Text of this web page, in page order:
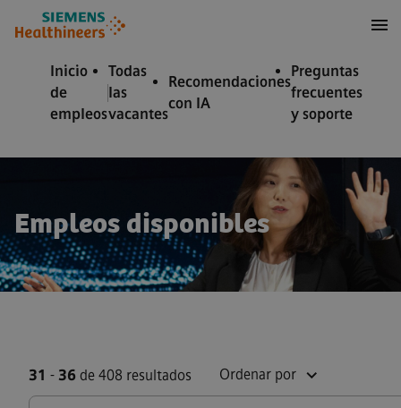
de página
Inicio
de
empleos
Todas
las
vacantes
Recomendaciones
con IA
Preguntas
frecuentes
y soporte
Empleos disponibles
31 - 36 de 408 resultados Ordenar por